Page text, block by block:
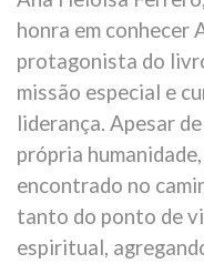
honra em conhecer
protagonista do
missão especial e
liderança. Apesar
própria
encontrado no
tanto do ponto de
espiritual,